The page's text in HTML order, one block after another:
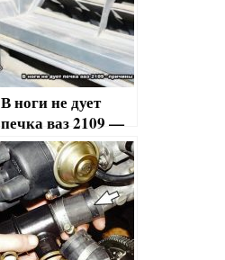
В ноги не дует
печка ваз 2109 —
причины и
способы ремонта